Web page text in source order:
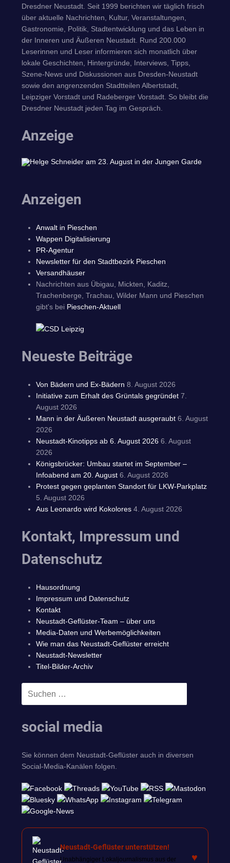
Dresdner Neustadt. Seit 1999 berichten wir täglich frisch
über aktuelle Nachrichten, Kultur, Veranstaltungen,
Gastronomie, Politik, Stadtentwicklung und das Leben in
der Inneren und Äußeren Neustadt. Rund 200.000
Leserinnen und Leser informieren sich monatlich über
lokale Geschichten, Hintergründe, Interviews, Tipps,
Szene-News und Diskussionen aus Dresden-Neustadt
sowie den angrenzenden Stadtteilen Albertstadt,
Leipziger Vorstadt und Radeberger Vorstadt. So bleibt die
Dresdner Neustadt jeden Tag im Gespräch.
Anzeige
Anzeigen
Anwalt in Pieschen
Wappen Digitalisierung
PR-Agentur
Newsletter für den Stadtbezirk Pieschen
Versandhäuser
Nachrichten aus Übigau, Mickten, Kaditz,
Trachenberge, Trachau, Wilder Mann und Pieschen
gibt's bei Pieschen-Aktuell
Neueste Beiträge
Von Bädern und Ex-Bädern 8. August 2026
Initiative zum Erhalt des Grüntals gegründet 7.
August 2026
Mann in der Äußeren Neustadt ausgeraubt 6. August
2026
Neustadt-Kinotipps ab 6. August 2026 6. August
2026
Königsbrücker: Umbau startet im September –
Infoabend am 20. August 6. August 2026
Protest gegen geplanten Standort für LKW-Parkplatz
5. August 2026
Aus Leonardo wird Kokolores 4. August 2026
Kontakt, Impressum und
Datenschutz
Hausordnung
Impressum und Datenschutz
Kontakt
Neustadt-Geflüster-Team – über uns
Media-Daten und Werbemöglichkeiten
Wie man das Neustadt-Geflüster erreicht
Neustadt-Newsletter
Titel-Bilder-Archiv
Suchen
social media
Sie können dem Neustadt-Geflüster auch in diversen
Social-Media-Kanälen folgen.
Neustadt-Geflüster unterstützen!
Unabhängiger Lokaljournalismus aus der ♥